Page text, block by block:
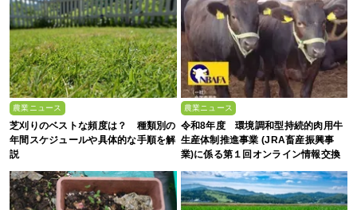
農業ニュース
芝刈りのベストな頻度は？ 種類別の
年間スケジュールや具体的な手順を解
説
農業ニュース
令和8年度 環境調和型持続的肉用牛
生産体制推進事業 (JRA畜産振興事
業)に係る第１回オンライン情報交換
会